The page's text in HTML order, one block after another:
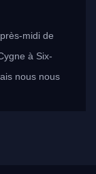
midi de
à Six-
nous nous